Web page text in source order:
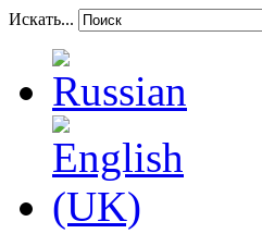
Искать...